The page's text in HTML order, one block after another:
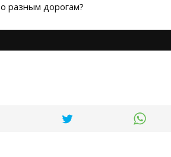
разным дорогам?